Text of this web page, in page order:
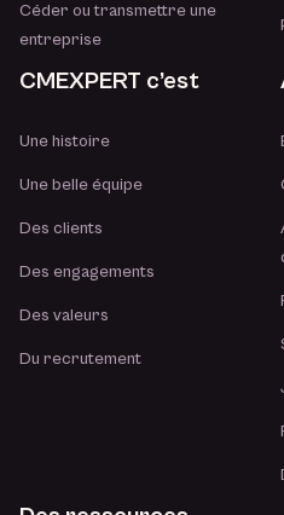
Céder ou transmettre une
entreprise
CMEXPERT c’est
Une histoire
Une belle équipe
Des clients
Des engagements
Des valeurs
Du recrutement